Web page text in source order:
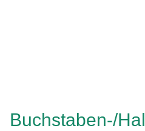
Buchstaben-/